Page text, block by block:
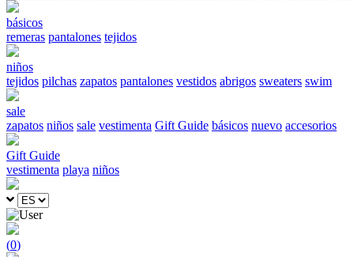
básicos
remeras pantalones tejidos
niños
tejidos pilchas zapatos pantalones vestidos abrigos sweaters swim
sale
zapatos niños sale vestimenta Gift Guide básicos nuevo accesorios
Gift Guide
vestimenta playa niños
(0)